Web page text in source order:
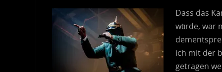
Dass das
würde, war
ich mit der
getragen